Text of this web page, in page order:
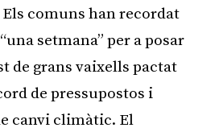
Els comuns han recordat
setmana” per a posar
de grans vaixells pactat
de pressupostos i
canvi climàtic. El